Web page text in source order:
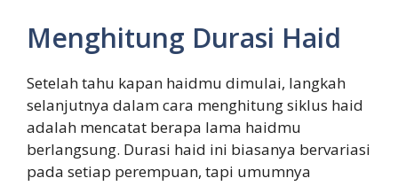
Menghitung Durasi Haid
Setelah tahu kapan haidmu dimulai, langkah
selanjutnya dalam cara menghitung siklus haid
adalah mencatat berapa lama haidmu
berlangsung. Durasi haid ini biasanya bervariasi
pada setiap perempuan, tapi umumnya